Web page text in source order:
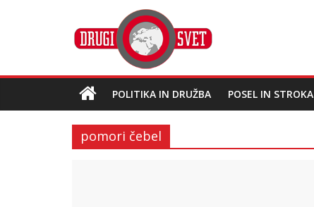
POLITIKA IN DRUŽBA POSEL IN STROKA
pomori čebel